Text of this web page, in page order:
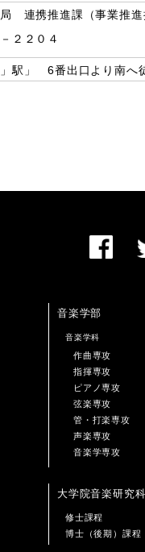
連携推進課（事業推進
２２０４
駅」 6番出口より南へ
音楽学部
音楽学科
作曲専攻
指揮専攻
ピアノ専攻
弦楽専攻
管・打楽専攻
声楽専攻
音楽学専攻
大学院音楽研究科
修士課程
博士（後期）課程